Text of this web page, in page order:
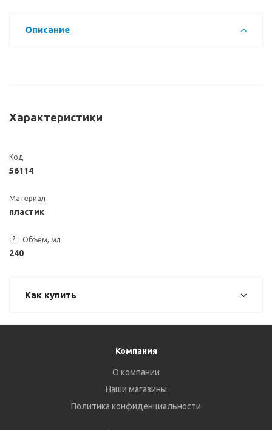
Описание
Характеристики
Код
56114
Материал
пластик
? Объем, мл
240
Как купить
Компания
О компании
Наши магазины
Политика конфиденциальности